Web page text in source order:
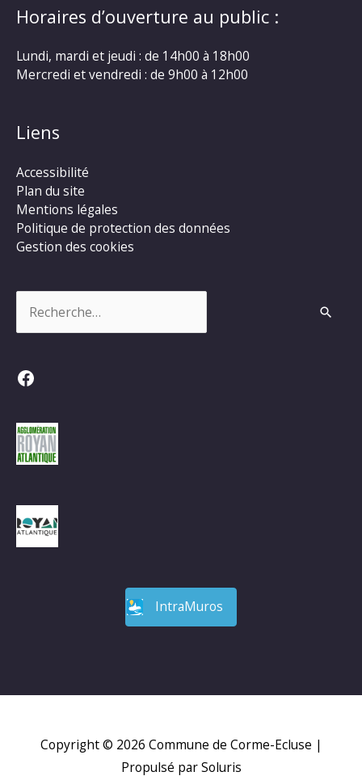
Horaires d’ouverture au public :
Lundi, mardi et jeudi : de 14h00 à 18h00
Mercredi et vendredi : de 9h00 à 12h00
Liens
Accessibilité
Plan du site
Mentions légales
Politique de protection des données
Gestion des cookies
Facebook
IntraMuros
Copyright © 2026 Commune de Corme-Ecluse |
Propulsé par Soluris